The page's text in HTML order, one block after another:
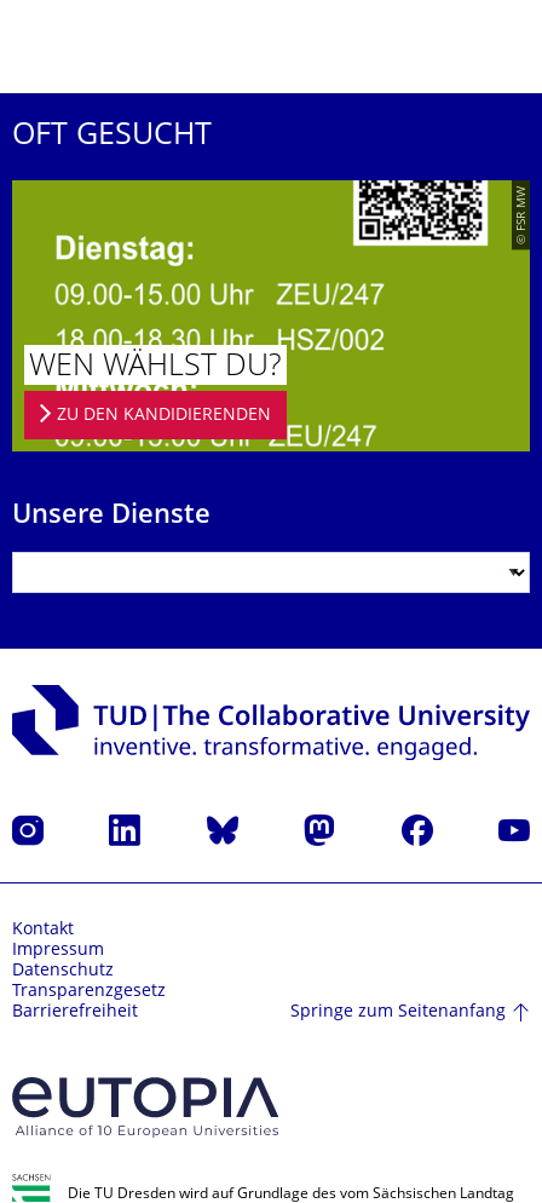
OFT GESUCHT
© FSR MW
WEN WÄHLST DU?
ZU DEN KANDIDIERENDEN
Unsere Dienste
Instagram LinkedIn Bluesky Mastodon Facebook
Kontakt
Impressum
Datenschutz
Transparenzgesetz
Barrierefreiheit
Springe zum Seitenanfang
Die TU Dresden wird auf Grundlage des vom Sächsischen Landtag